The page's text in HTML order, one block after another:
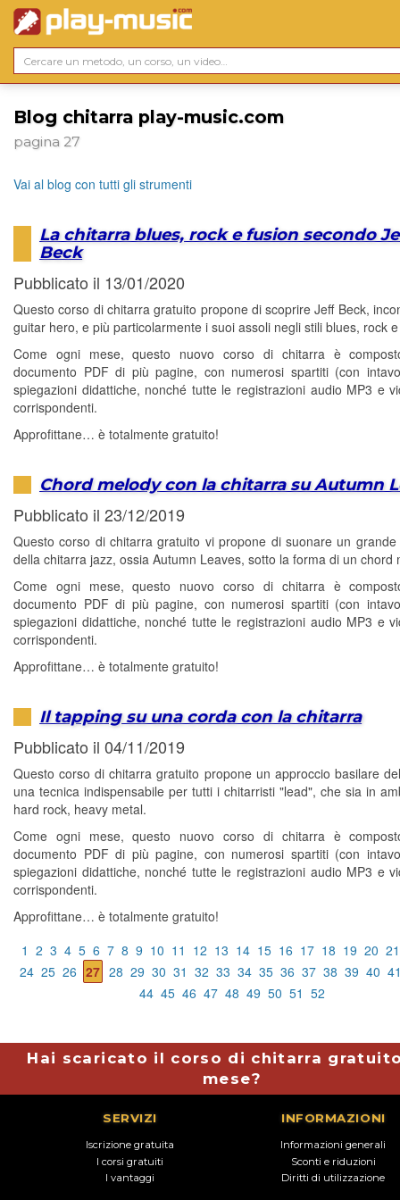
Blog chitarra play-music.com
pagina 27
Vai al blog con tutti gli strumenti
La chitarra blues, rock e fusion secondo
Beck
Pubblicato il 13/01/2020
Questo corso di chitarra gratuito propone di scoprire Jeff Beck,
guitar hero, e più particolarmente i suoi assoli negli stili blues, rock
Come ogni mese, questo nuovo corso di chitarra è
documento PDF di più pagine, con numerosi spartiti (con
spiegazioni didattiche, nonché tutte le registrazioni audio MP3 e
corrispondenti.
Approfittane… è totalmente gratuito!
Chord melody con la chitarra su Autumn
Pubblicato il 23/12/2019
Questo corso di chitarra gratuito vi propone di suonare un grande
della chitarra jazz, ossia Autumn Leaves, sotto la forma di un chord
Come ogni mese, questo nuovo corso di chitarra è
documento PDF di più pagine, con numerosi spartiti (con
spiegazioni didattiche, nonché tutte le registrazioni audio MP3 e
corrispondenti.
Approfittane… è totalmente gratuito!
Il tapping su una corda con la chitarra
Pubblicato il 04/11/2019
Questo corso di chitarra gratuito propone un approccio basilare
una tecnica indispensabile per tutti i chitarristi "lead", che sia in
hard rock, heavy metal.
Come ogni mese, questo nuovo corso di chitarra è
documento PDF di più pagine, con numerosi spartiti (con
spiegazioni didattiche, nonché tutte le registrazioni audio MP3 e
corrispondenti.
Approfittane… è totalmente gratuito!
1 2 3 4 5 6 7 8 9 10 11 12 13 14 15 16 17 18 19 20 21
24 25 26 27 28 29 30 31 32 33 34 35 36 37 38 39 40
44 45 46 47 48 49 50 51 52
Hai scaricato il corso di chitarra
mese?
SERVIZI
Iscrizione gratuita
I corsi gratuiti
I vantaggi
INFORMAZIONI
Informazioni generali
Sconti e riduzioni
Diritti di utilizzazione